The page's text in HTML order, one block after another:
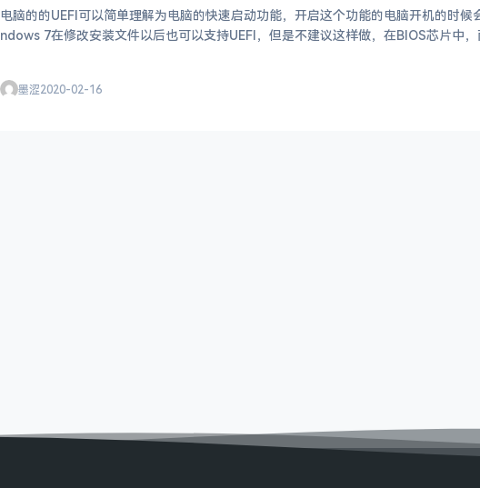
电脑的的UEFI可以简单理解为电脑的快速启动功能，开启这个功能的电脑开机的时
ndows 7在修改安装文件以后也可以支持UEFI，但是不建议这样做，在BIOS芯片中
墨涩2020-02-16